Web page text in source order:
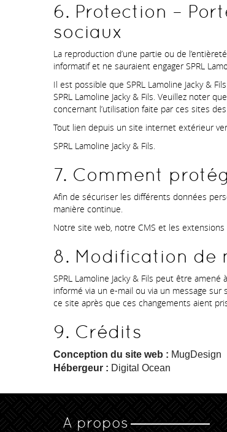
6. Protection –
sociaux
La reproduction d’une partie ou de
informatif et ne sauraient engager SPRL
Il est possible que SPRL Lamoline Jacky &
SPRL Lamoline Jacky & Fils. Veuillez noter
concernant l’utilisation faite par ces sites
Tout lien depuis un site internet extérieur
SPRL Lamoline Jacky & Fils.
7. Comment
Afin de sécuriser les différents données
manière continue.
Notre site web, notre CMS et les
8. Modification de
SPRL Lamoline Jacky & Fils peut être
informé via un e-mail ou via un message
ce site après que ces changements aient
9. Crédits
Conception du site web : MugDesign
Hébergeur : Digital Ocean
A propos